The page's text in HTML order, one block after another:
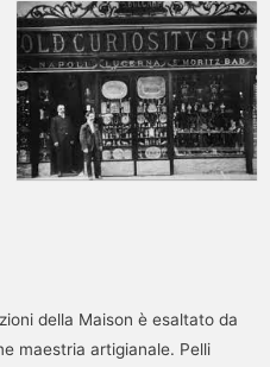
della Maison è esaltato da
maestria artigianale. Pelli